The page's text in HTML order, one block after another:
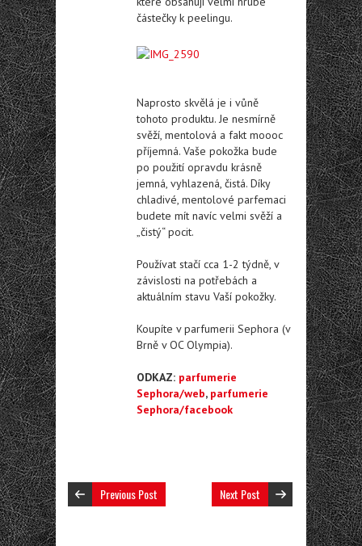
částečky k peelingu.
Naprosto skvělá je i vůně
tohoto produktu. Je nesmírně
svěží, mentolová a fakt moooc
příjemná. Vaše pokožka bude
po použití opravdu krásně
jemná, vyhlazená, čistá. Díky
chladivé, mentolové parfemaci
budete mít navíc velmi svěží a
„čistý“ pocit.
Používat stačí cca 1-2 týdně, v
závislosti na potřebách a
aktuálním stavu Vaší pokožky.
Koupíte v parfumerii Sephora (v
Brně v OC Olympia).
ODKAZ: parfumerie
Sephora/web, parfumerie
Sephora/facebook
Previous Post Next Post